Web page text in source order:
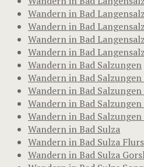
Wandern in Bad
Wandern in Bad
Wandern in Bad
Wandern in Bad
Wandern in Bad Salzungen
Wandern in Bad
Wandern in Bad
Wandern in Bad
Wandern in Bad
Wandern in Bad Sulza
Wandern in Bad Sulza
Wandern in Bad Sulza